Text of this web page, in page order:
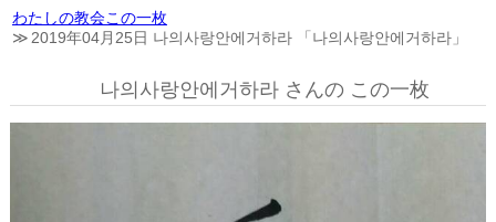
わたしの教会この一枚
2019年04月25日 나의사랑안에거하라 「나의사랑안에거하라」
나의사랑안에거하라 さんの この一枚